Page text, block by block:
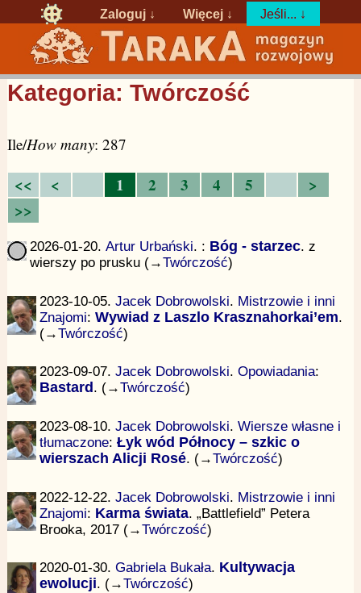
Zaloguj ↓ Więcej ↓ Jeśli... ↓
Kategoria: Twórczość
Ile/How many: 287
<< < 1 2 3 4 5
>
>>
2026-01-20. Artur Urbański. : Bóg - starzec. z
wierszy po prusku (→Twórczość)
2023-10-05.Jacek Dobrowolski. Mistrzowie i inni
Znajomi:Wywiad z Laszlo Krasznahorkai’em.
(→Twórczość)
2023-09-07.Jacek Dobrowolski.Opowiadania:
Bastard . (→Twórczość)
2023-08-10.Jacek Dobrowolski.Wiersze własne i
tłumaczone:Łyk wód Północy – szkic o
wierszach Alicji Rosé. (→Twórczość)
2022-12-22.Jacek Dobrowolski. Mistrzowie i inni
Znajomi: Karma świata. „Battlefield” Petera
Brooka, 2017 (→Twórczość)
2020-01-30. Gabriela Bukała. Kultywacja
ewolucji. (→Twórczość)